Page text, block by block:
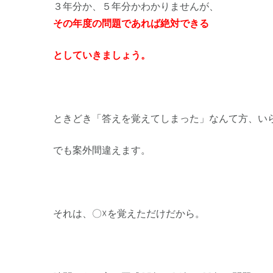
３年分か、５年分かわかりませんが、
その年度の問題であれば絶対できる
としていきましょう。
ときどき「答えを覚えてしまった」なんて方、い
でも案外間違えます。
それは、〇☓を覚えただけだから。